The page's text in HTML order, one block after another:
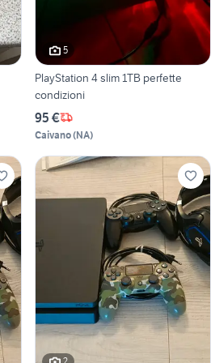
5
PlayStation 4 slim 1TB perfette
condizioni
95 €
Caivano(NA)